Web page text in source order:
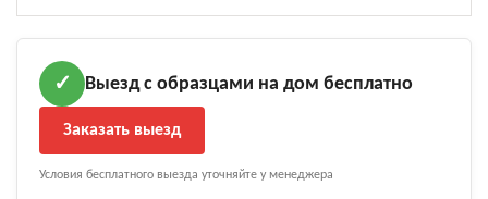
✓ Выезд с образцами на дом бесплатно
Заказать выезд
Условия бесплатного выезда уточняйте у менеджера